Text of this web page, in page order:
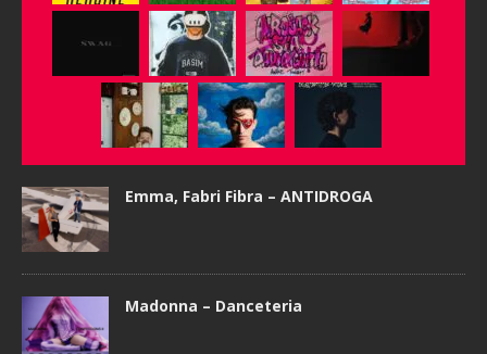
Emma, Fabri Fibra – ANTIDROGA
Madonna – Danceteria